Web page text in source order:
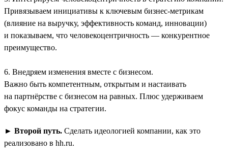
Привязываем инициативы к ключевым бизнес-метрикам
(влияние на выручку, эффективность команд, инновации)
и показываем, что человекоцентричность — конкурентное
преимущество.
6. Внедряем изменения вместе с бизнесом.
Важно быть компетентным, открытым и настаивать
на партнёрстве с бизнесом на равных. Плюс удерживаем
фокус команды на стратегии.
► Второй путь. Сделать идеологией компании, как это
реализовано в hh.ru.